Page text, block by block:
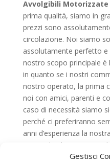
Gestisci
Avvolgibili Motorizzate
prima qualità, siamo in
prezzi sono
circolazione. Noi siamo
assolutamente perfetto e
nostro scopo principale è
in quanto se i nostri
nostro operato, la prima
noi con amici, parenti e
caso di necessità siamo
perché ci preferiranno
anni d’esperienza la
giorno di più: privati
condomini, centri